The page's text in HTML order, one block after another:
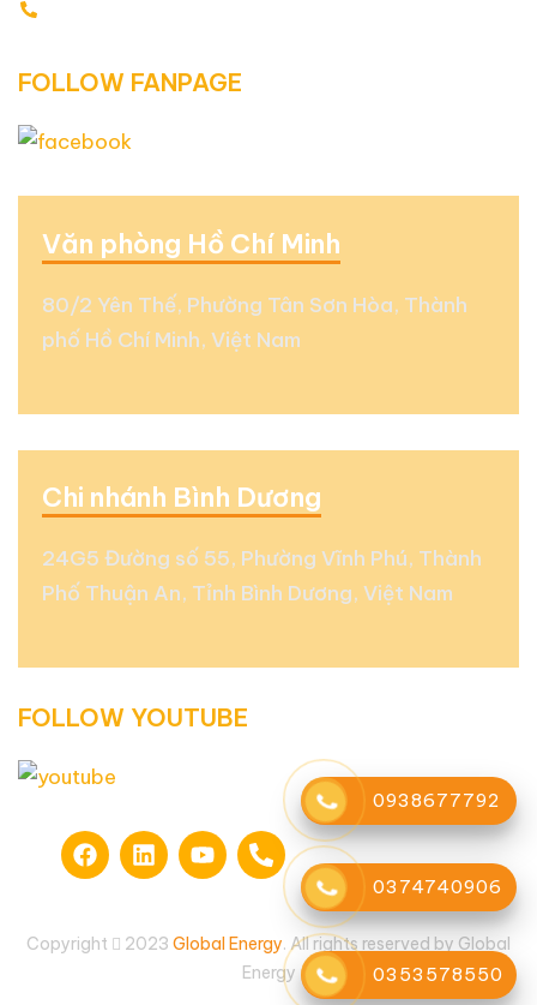
FOLLOW FANPAGE
Văn phòng Hồ Chí Minh
80/2 Yên Thế, Phường Tân Sơn Hòa, Thành
phố Hồ Chí Minh, Việt Nam
Chi nhánh Bình Dương
24G5 Đường số 55, Phường Vĩnh Phú, Thành
Phố Thuận An, Tỉnh Bình Dương, Việt Nam
FOLLOW YOUTUBE
Copyright 2023 Global Energy. All rights reserved by Global
Energy
0938677792
0374740906
0353578550